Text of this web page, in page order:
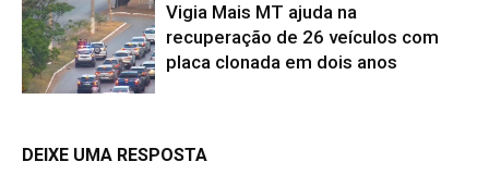
Vigia Mais MT ajuda na
recuperação de 26 veículos com
placa clonada em dois anos
DEIXE UMA RESPOSTA